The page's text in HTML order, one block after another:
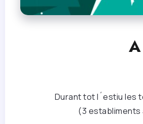
Durant tot l´estiu les
(3 establiments